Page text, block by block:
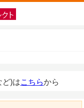
ど)はこちらから